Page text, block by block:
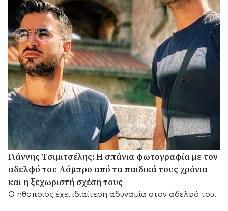
Γιάννης Τσιμιτσέλης: Η σπάνια φωτογραφία με τον
αδελφό του Λάμπρο από τα παιδικά τους χρόνια
και η ξεχωριστή σχέση τους
Ο ηθοποιός έχει ιδιαίτερη αδυναμία στον αδελφό του.